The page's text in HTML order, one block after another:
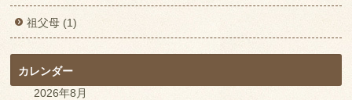
祖父母 (1)
カレンダー
2026年8月